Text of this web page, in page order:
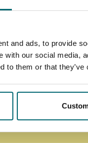
and ads, to provide
with our social media,
to them or that
van Lac de Villedonook
zijn!